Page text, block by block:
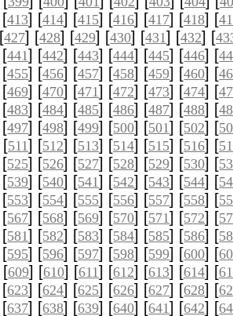
[413] [414] [415] [416] [417] [418] [
[427] [428] [429] [430] [431] [432] [
[441] [442] [443] [444] [445] [446] [
[455] [456] [457] [458] [459] [460] [
[469] [470] [471] [472] [473] [474] [
[483] [484] [485] [486] [487] [488] [
[497] [498] [499] [500] [501] [502] [
[511] [512] [513] [514] [515] [516] [
[525] [526] [527] [528] [529] [530] [
[539] [540] [541] [542] [543] [544] [
[553] [554] [555] [556] [557] [558] [
[567] [568] [569] [570] [571] [572] [
[581] [582] [583] [584] [585] [586] [
[595] [596] [597] [598] [599] [600] [
[609] [610] [611] [612] [613] [614] [
[623] [624] [625] [626] [627] [628] [
[637] [638] [639] [640] [641] [642] [